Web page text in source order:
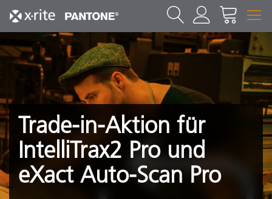
Trade-in-Aktion für
IntelliTrax2 Pro und
eXact Auto-Scan Pro